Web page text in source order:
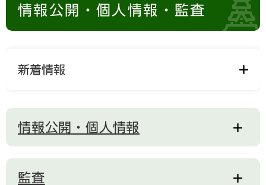
情報公開・個人情報・監査
新着情報
情報公開・個人情報
監査